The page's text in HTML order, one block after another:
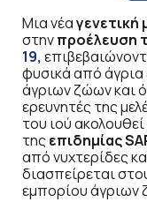
Μια νέαγενετική
στηνπροέλευση
19,
φυσικά από
άγριων ζώων και
ερευνητές της
του ιού
της επιδημίας
από νυχτερίδες
διασπείρεται
εμπορίου άγριων